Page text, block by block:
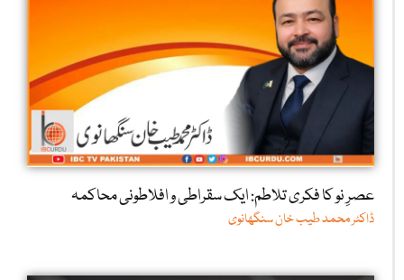
عصرِ نو کا فکری تلاطم: ایک سقراطی و افلاطونی محاکمہ
ڈاکٹر محمد طیب خان سنگھانوی